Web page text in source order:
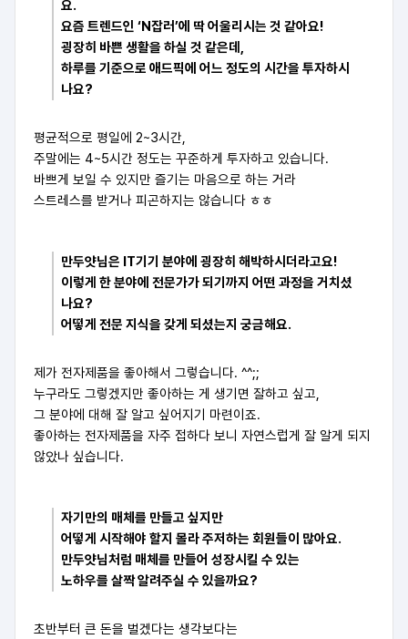
요.
요즘 트렌드인 ‘N잡러’에 딱 어울리시는 것 같아요!
굉장히 바쁜 생활을 하실 것 같은데,
하루를 기준으로 애드픽에 어느 정도의 시간을 투자하시
나요?
평균적으로 평일에 2~3시간,
주말에는 4~5시간 정도는 꾸준하게 투자하고 있습니다.
바쁘게 보일 수 있지만 즐기는 마음으로 하는 거라
스트레스를 받거나 피곤하지는 않습니다 ㅎㅎ
만두얏님은 IT기기 분야에 굉장히 해박하시더라고요!
이렇게 한 분야에 전문가가 되기까지 어떤 과정을 거치셨
나요?
어떻게 전문 지식을 갖게 되셨는지 궁금해요.
제가 전자제품을 좋아해서 그렇습니다. ^^;;
누구라도 그렇겠지만 좋아하는 게 생기면 잘하고 싶고,
그 분야에 대해 잘 알고 싶어지기 마련이죠.
좋아하는 전자제품을 자주 접하다 보니 자연스럽게 잘 알게 되지
않았나 싶습니다.
자기만의 매체를 만들고 싶지만
어떻게 시작해야 할지 몰라 주저하는 회원들이 많아요.
만두얏님처럼 매체를 만들어 성장시킬 수 있는
노하우를 살짝 알려주실 수 있을까요?
초반부터 큰 돈을 벌겠다는 생각보다는